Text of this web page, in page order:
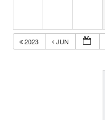
2023 JUN